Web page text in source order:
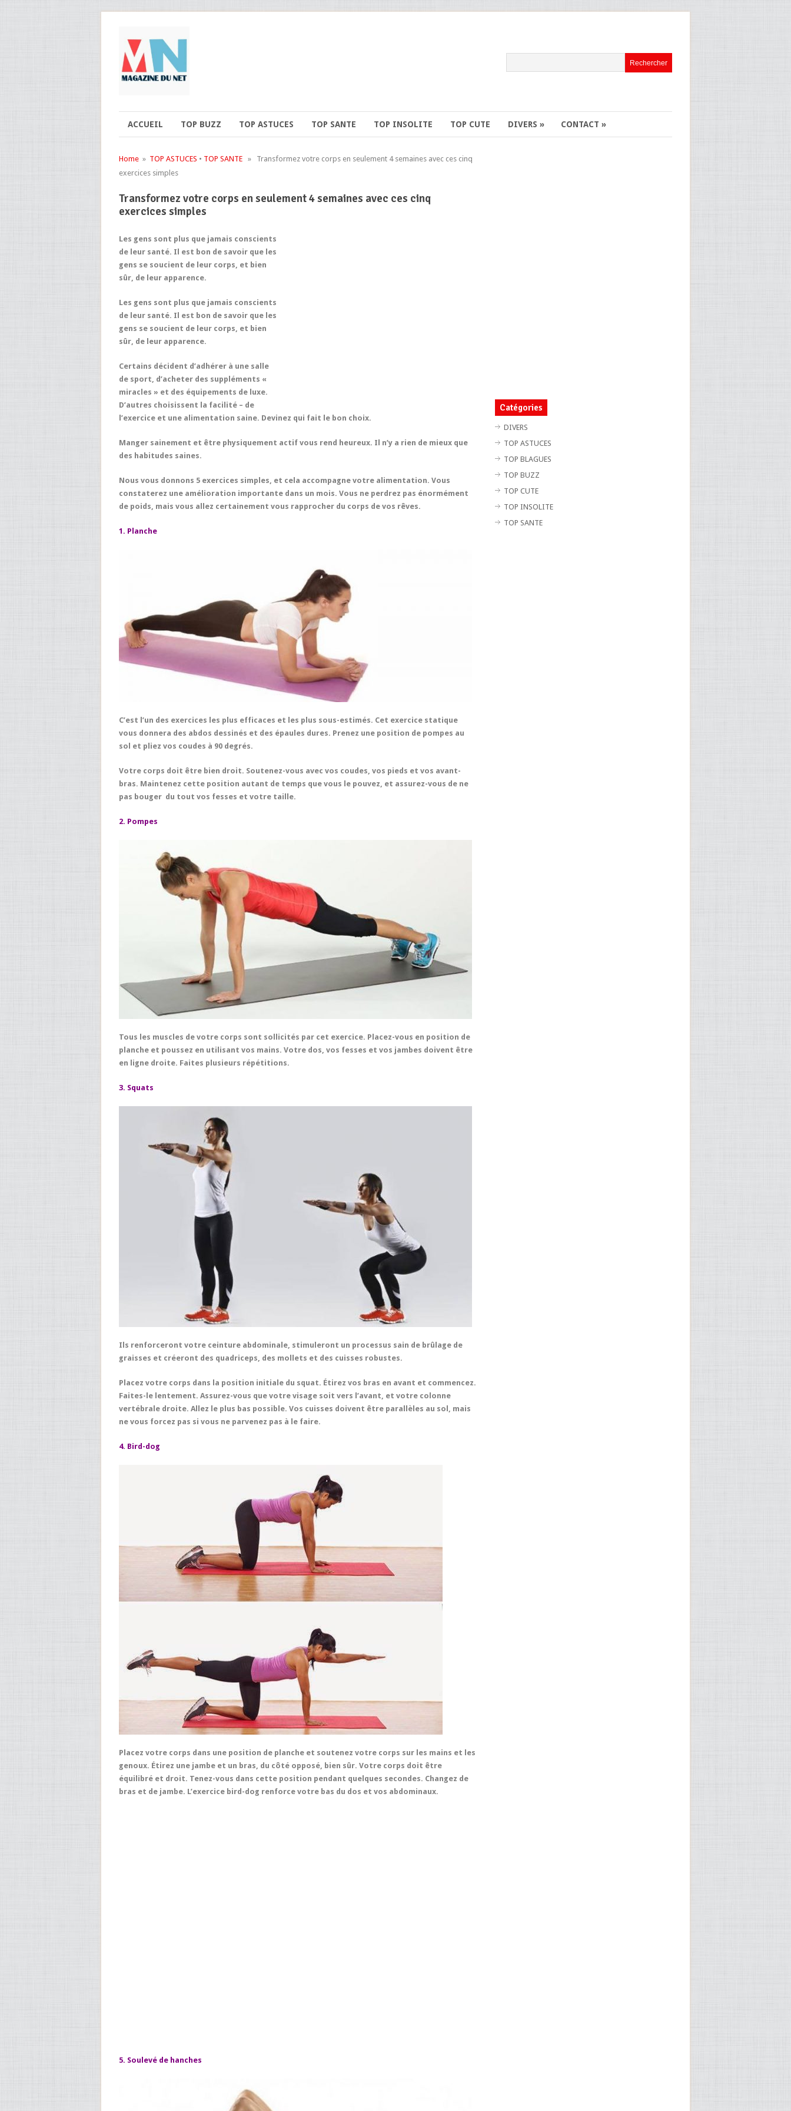
ACCUEIL TOP BUZZ TOP ASTUCES TOP SANTE TOP INSOLITE TOP CUTE DIVERS » CONTACT »
Home » TOP ASTUCES • TOP SANTE » Transformez votre corps en seulement 4 semaines avec ces cinq
exercices simples
Transformez votre corps en seulement 4 semaines avec ces cinq
exercices simples
Les gens sont plus que jamais conscients
de leur santé. Il est bon de savoir que les
gens se soucient de leur corps, et bien
sûr, de leur apparence.
Les gens sont plus que jamais conscients
de leur santé. Il est bon de savoir que les
gens se soucient de leur corps, et bien
sûr, de leur apparence.
Certains décident d’adhérer à une salle
de sport, d’acheter des suppléments «
miracles » et des équipements de luxe.
D’autres choisissent la facilité – de
l’exercice et une alimentation saine. Devinez qui fait le bon choix.
Manger sainement et être physiquement actif vous rend heureux. Il n’y a rien de mieux que
des habitudes saines.
Nous vous donnons 5 exercices simples, et cela accompagne votre alimentation. Vous
constaterez une amélioration importante dans un mois. Vous ne perdrez pas énormément
de poids, mais vous allez certainement vous rapprocher du corps de vos rêves.
1. Planche
C’est l’un des exercices les plus efficaces et les plus sous-estimés. Cet exercice statique
vous donnera des abdos dessinés et des épaules dures. Prenez une position de pompes au
sol et pliez vos coudes à 90 degrés.
Votre corps doit être bien droit. Soutenez-vous avec vos coudes, vos pieds et vos avant-
bras. Maintenez cette position autant de temps que vous le pouvez, et assurez-vous de ne
pas bouger du tout vos fesses et votre taille.
2. Pompes
Tous les muscles de votre corps sont sollicités par cet exercice. Placez-vous en position de
planche et poussez en utilisant vos mains. Votre dos, vos fesses et vos jambes doivent être
en ligne droite. Faites plusieurs répétitions.
3. Squats
Ils renforceront votre ceinture abdominale, stimuleront un processus sain de brûlage de
graisses et créeront des quadriceps, des mollets et des cuisses robustes.
Placez votre corps dans la position initiale du squat. Étirez vos bras en avant et commencez.
Faites-le lentement. Assurez-vous que votre visage soit vers l’avant, et votre colonne
vertébrale droite. Allez le plus bas possible. Vos cuisses doivent être parallèles au sol, mais
ne vous forcez pas si vous ne parvenez pas à le faire.
4. Bird-dog
Placez votre corps dans une position de planche et soutenez votre corps sur les mains et les
genoux. Étirez une jambe et un bras, du côté opposé, bien sûr. Votre corps doit être
équilibré et droit. Tenez-vous dans cette position pendant quelques secondes. Changez de
bras et de jambe. L’exercice bird-dog renforce votre bas du dos et vos abdominaux.
5. Soulevé de hanches
Catégories
DIVERS
TOP ASTUCES
TOP BLAGUES
TOP BUZZ
TOP CUTE
TOP INSOLITE
TOP SANTE